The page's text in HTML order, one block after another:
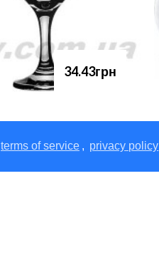
terms of service , privacy policy
34.43грн